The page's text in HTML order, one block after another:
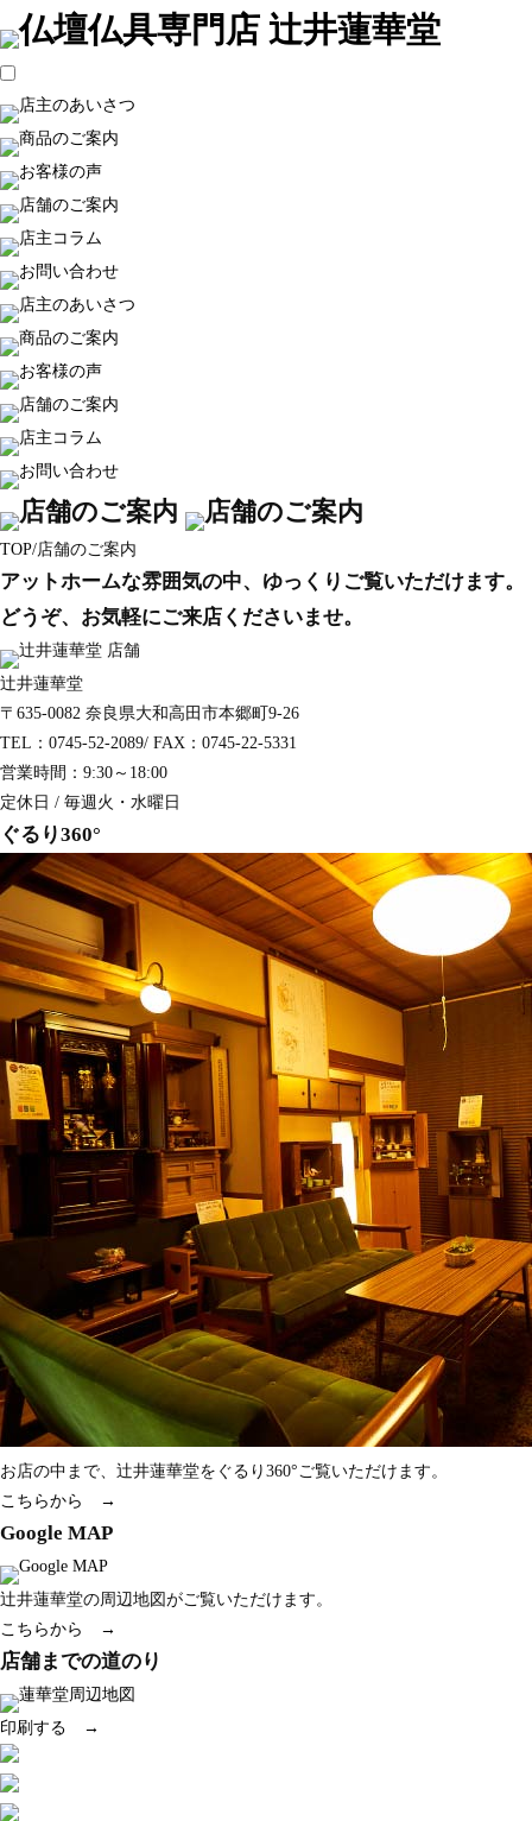
TOP/店舗のご案内
アットホームな雰囲気の中、ゆっくりご覧いただけます。
どうぞ、お気軽にご来店くださいませ。
辻井蓮華堂
〒635-0082 奈良県大和高田市本郷町9-26
TEL：0745-52-2089/ FAX：0745-22-5331
営業時間：9:30～18:00
定休日 / 毎週火・水曜日
ぐるり360°
お店の中まで、辻井蓮華堂をぐるり360°ご覧いただけます。
こちらから →
Google MAP
辻井蓮華堂の周辺地図がご覧いただけます。
こちらから →
店舗までの道のり
印刷する →